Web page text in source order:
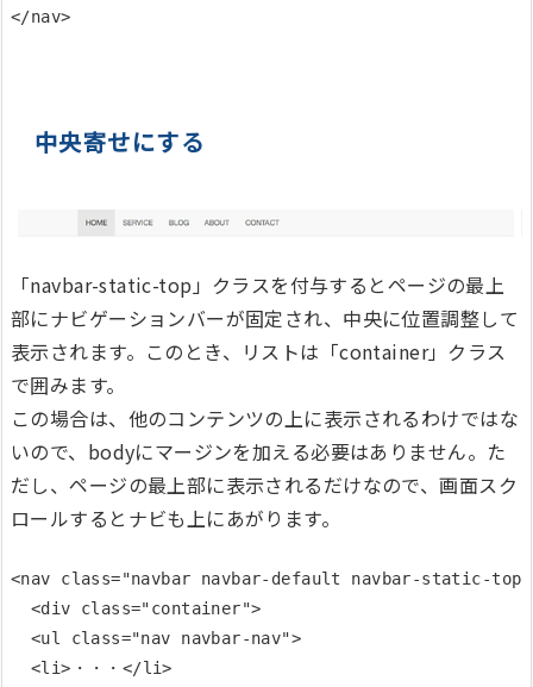
中央寄せにする
「navbar-static-top」クラスを付与するとページの最上
部にナビゲーションバーが固定され、中央に位置調整して
表示されます。このとき、リストは「container」クラス
で囲みます。
この場合は、他のコンテンツの上に表示されるわけではな
いので、bodyにマージンを加える必要はありません。た
だし、ページの最上部に表示されるだけなので、画面スク
ロールするとナビも上にあがります。
<nav class="navbar navbar-default navbar-static-
  <div class="container">
  <ul class="nav navbar-nav">
  <li>・・・</li>